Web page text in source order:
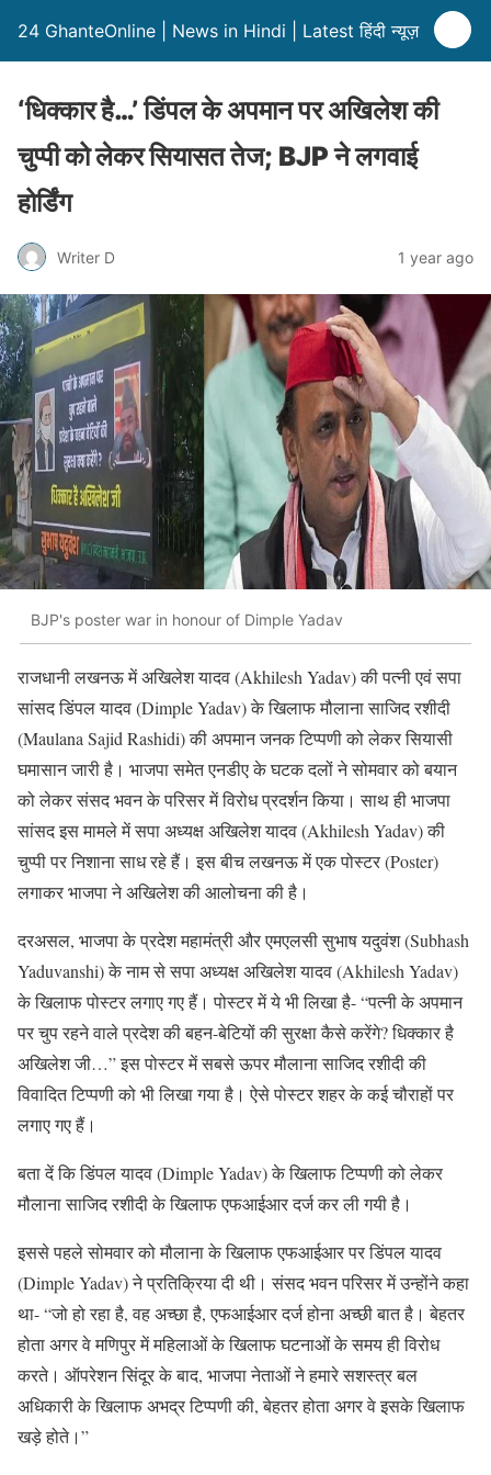
24 GhanteOnline | News in Hindi | Latest हिंदी न्यूज़
‘धिक्कार है…’ डिंपल के अपमान पर अखिलेश की
चुप्पी को लेकर सियासत तेज; BJP ने लगवाई
होर्डिंग
Writer D 1 year ago
BJP's poster war in honour of Dimple Yadav
राजधानी लखनऊ में अखिलेश यादव (Akhilesh Yadav) की पत्नी एवं सपा
सांसद डिंपल यादव (Dimple Yadav) के खिलाफ मौलाना साजिद रशीदी
(Maulana Sajid Rashidi) की अपमान जनक टिप्पणी को लेकर सियासी
घमासान जारी है। भाजपा समेत एनडीए के घटक दलों ने सोमवार को बयान
को लेकर संसद भवन के परिसर में विरोध प्रदर्शन किया। साथ ही भाजपा
सांसद इस मामले में सपा अध्यक्ष अखिलेश यादव (Akhilesh Yadav) की
चुप्पी पर निशाना साध रहे हैं। इस बीच लखनऊ में एक पोस्टर (Poster)
लगाकर भाजपा ने अखिलेश की आलोचना की है।
दरअसल, भाजपा के प्रदेश महामंत्री और एमएलसी सुभाष यदुवंश (Subhash
Yaduvanshi) के नाम से सपा अध्यक्ष अखिलेश यादव (Akhilesh Yadav)
के खिलाफ पोस्टर लगाए गए हैं। पोस्टर में ये भी लिखा है- “पत्नी के अपमान
पर चुप रहने वाले प्रदेश की बहन-बेटियों की सुरक्षा कैसे करेंगे? धिक्कार है
अखिलेश जी…” इस पोस्टर में सबसे ऊपर मौलाना साजिद रशीदी की
विवादित टिप्पणी को भी लिखा गया है। ऐसे पोस्टर शहर के कई चौराहों पर
लगाए गए हैं।
बता दें कि डिंपल यादव (Dimple Yadav) के खिलाफ टिप्पणी को लेकर
मौलाना साजिद रशीदी के खिलाफ एफआईआर दर्ज कर ली गयी है।
इससे पहले सोमवार को मौलाना के खिलाफ एफआईआर पर डिंपल यादव
(Dimple Yadav) ने प्रतिक्रिया दी थी। संसद भवन परिसर में उन्होंने कहा
था- “जो हो रहा है, वह अच्छा है, एफआईआर दर्ज होना अच्छी बात है। बेहतर
होता अगर वे मणिपुर में महिलाओं के खिलाफ घटनाओं के समय ही विरोध
करते। ऑपरेशन सिंदूर के बाद, भाजपा नेताओं ने हमारे सशस्त्र बल
अधिकारी के खिलाफ अभद्र टिप्पणी की, बेहतर होता अगर वे इसके खिलाफ
खड़े होते।”